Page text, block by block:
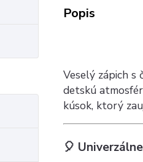
Popis
Veselý zápich
detskú
kúsok, ktorý
🎈